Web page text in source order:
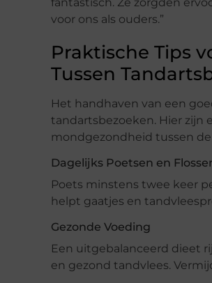
voor ons als ouders.”
Praktische Tips
Tussen
Het handhaven van een
tandartsbezoeken. Hier zijn
mondgezondheid tussen
Dagelijks Poetsen en
Poets minstens twee keer
helpt gaatjes en
Gezonde Voeding
Een uitgebalanceerd dieet
en gezond tandvlees.